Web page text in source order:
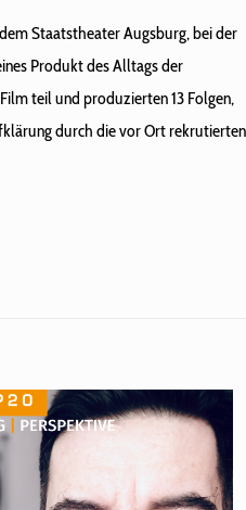
Staatstheater Augsburg​, bei der
Produkt des Alltags der
teil und produzierten 13 Folgen,
durch die vor Ort rekrutierten